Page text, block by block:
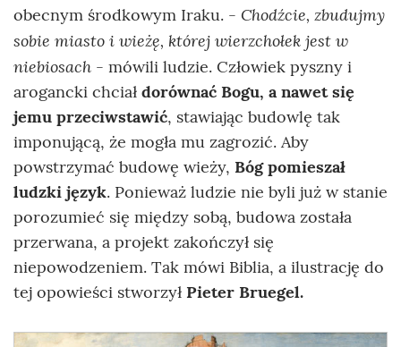
obecnym środkowym Iraku. - Chodźcie, zbudujmy
sobie miasto i wieżę, której wierzchołek jest w
niebiosach - mówili ludzie. Człowiek pyszny i
arogancki chciał dorównać Bogu, a nawet się
jemu przeciwstawić, stawiając budowlę tak
imponującą, że mogła mu zagrozić. Aby
powstrzymać budowę wieży, Bóg pomieszał
ludzki język. Ponieważ ludzie nie byli już w stanie
porozumieć się między sobą, budowa została
przerwana, a projekt zakończył się
niepowodzeniem. Tak mówi Biblia, a ilustrację do
tej opowieści stworzył Pieter Bruegel.